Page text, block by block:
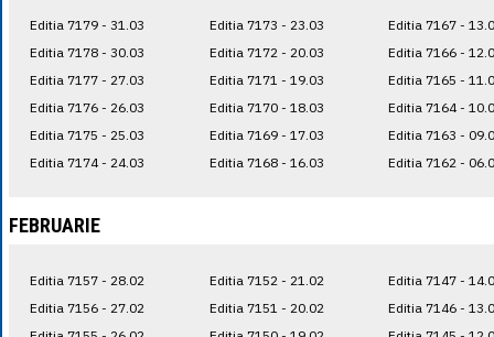
Editia 7179 - 31.03
Editia 7178 - 30.03
Editia 7177 - 27.03
Editia 7176 - 26.03
Editia 7175 - 25.03
Editia 7174 - 24.03
Editia 7173 - 23.03
Editia 7172 - 20.03
Editia 7171 - 19.03
Editia 7170 - 18.03
Editia 7169 - 17.03
Editia 7168 - 16.03
Editia 7167 -
Editia 7166 -
Editia 7165 -
Editia 7164 -
Editia 7163 -
Editia 7162 -
FEBRUARIE
Editia 7157 - 28.02
Editia 7156 - 27.02
Editia 7152 - 21.02
Editia 7151 - 20.02
Editia 7147 -
Editia 7146 -